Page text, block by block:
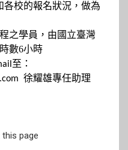
各校的報名狀況，做為
之學員，由國立臺灣
數6小時
至：
徐耀雄專任助理
this page